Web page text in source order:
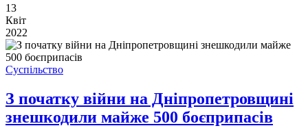
13
Квіт
2022
Суспільство
З початку війни на Дніпропетровщині
знешкодили майже 500 боєприпасів